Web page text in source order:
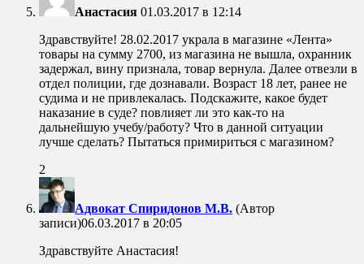
Анастасия 01.03.2017 в 12:14
Здравствуйте! 28.02.2017 украла в магазине «Лента»
товары на сумму 2700, из магазина не вышла, охранник
задержал, вину признала, товар вернула. Далее отвезли в
отдел полиции, где дознавали. Возраст 18 лет, ранее не
судима и не привлекалась. Подскажите, какое будет
наказание в суде? повлияет ли это как-то на
дальнейшую учебу/работу? Что в данной ситуации
лучше сделать? Пытаться примириться с магазином?
2
Адвокат Спиридонов М.В. (Автор
записи)06.03.2017 в 20:05
Здравствуйте Анастасия!